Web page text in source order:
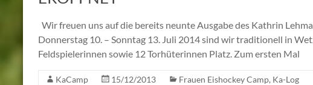
Wir freuen uns auf die bereits neunte Ausgabe des Kathrin
Donnerstag 10. – Sonntag 13. Juli 2014 sind wir traditionell in
Feldspielerinnen sowie 12 Torhüterinnen Platz. Zum ersten Mal
KaCamp 15/12/2013 Frauen Eishockey Camp, Ka-Log